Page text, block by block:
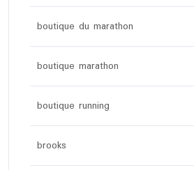
boutique du marathon
boutique marathon
boutique running
brooks